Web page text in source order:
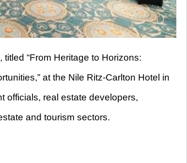
“From Heritage to Horizons:
at the Nile Ritz-Carlton Hotel in
officials, real estate developers,
and tourism sectors.